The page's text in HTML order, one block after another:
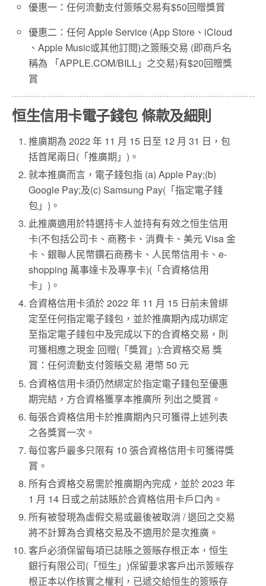
優惠一：任何流動支付簽賬交易有$50回贈獎賞
優惠二：任何 Apple Service (App Store、iCloud
、Apple Music或其他訂閱)之簽賬交易 (即商戶名
稱為 「APPLE.COM/BILL」之交易)有$20回贈獎
賞
恒生信用卡電子錢包 條款及細則
推廣期為 2022 年 11 月 15 日至 12 月 31 日，包
括首尾兩日(「推廣期」)。
就本推廣而言，電子錢包指 (a) Apple Pay;(b)
Google Pay;及(c) Samsung Pay(「指定電子錢
包」)。
此推廣適用於特選持卡人並持有有效之恒生信用
卡(不包括公司卡、商務卡、消費卡、美元 Visa 金
卡、銀聯人民幣鑽石商務卡、人民幣信用卡、e-
shopping 萬事達卡及專享卡)(「合資格信用
卡」)。
合資格信用卡須於 2022 年 11 月 15 日前未曾綁
定至任何指定電子錢包，並於推廣期內成功綁定
至指定電子錢包中及完成以下的合資格交易，則
可獲相應之現金 回贈(「獎賞」):合資格交易 獎
賞：任何流動支付簽賬交易 港幣 50 元
合資格信用卡須仍然綁定於指定電子錢包至優惠
期完結，方合資格獲享本推廣所 列出之奬賞。
每張合資格信用卡於推廣期內只可獲得上述列表
之各獎賞一次。
每位客戶最多只限有 10 張合資格信用卡可獲得獎
賞。
所有合資格交易需於推廣期內完成，並於 2023 年
1 月 14 日或之前誌賬於合資格信用卡戶口內。
所有被發現為虛假交易或最後被取消 / 退回之交易
將不計算為合資格交易及不適用於是次推廣。
客戶必須保留每項已誌賬之簽賬存根正本，恒生
銀行有限公司(「恒生」)保留要求客戶出示簽賬存
根正本以作核實之權利，已遞交給恒生的簽賬存